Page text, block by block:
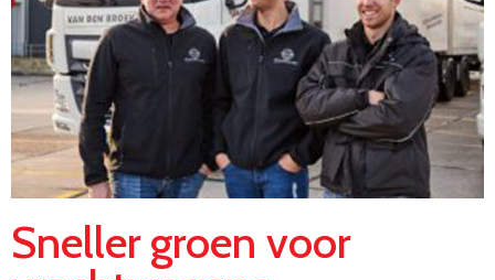
Sneller groen voor